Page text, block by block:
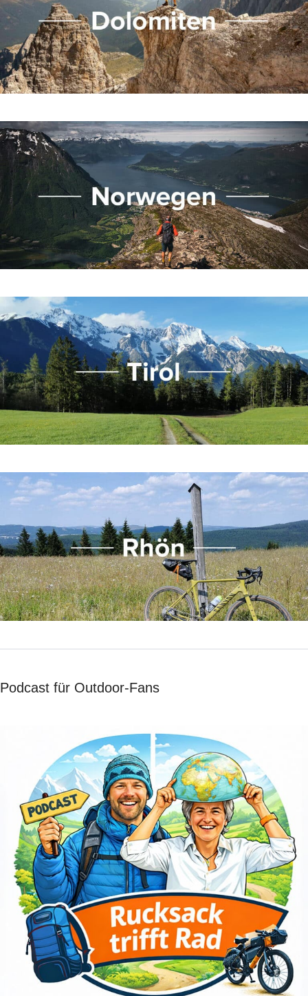
Podcast für Outdoor-Fans